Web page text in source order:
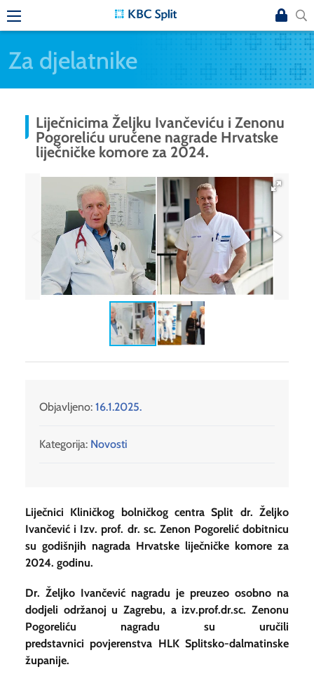
Za djelatnike
Liječnicima Željku Ivančeviću i Zenonu
Pogoreliću uručene nagrade Hrvatske
liječničke komore za 2024.
Objavljeno: 16.1.2025.
Kategorija: Novosti
Liječnici Kliničkog bolničkog centra Split dr. Željko
Ivančević i Izv. prof. dr. sc. Zenon Pogorelić dobitnicu
su godišnjih nagrada Hrvatske liječničke komore za
2024. godinu.
Dr. Željko Ivančević nagradu je preuzeo osobno na
dodjeli održanoj u Zagrebu, a izv.prof.dr.sc. Zenonu
Pogoreliću nagradu su uručili
predstavnici povjerenstva HLK Splitsko-dalmatinske
županije.